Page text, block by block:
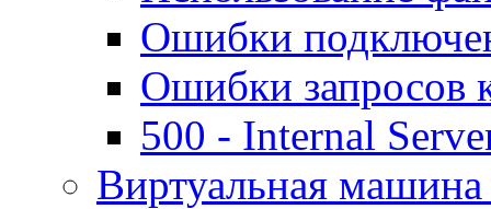
Ошибки
Ошибки запросов
500 - Internal
Виртуальная